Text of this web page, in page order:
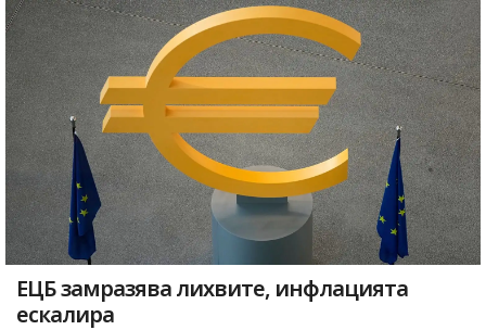
ЕЦБ замразява лихвите, инфлацията
ескалира